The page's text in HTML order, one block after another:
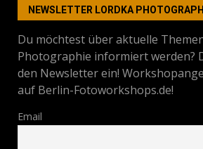
NEWSLETTER LORDKA
Du möchtest über aktuelle
Photographie informiert werden?
den Newsletter ein!
auf Berlin-Fotoworkshops.de!
Email